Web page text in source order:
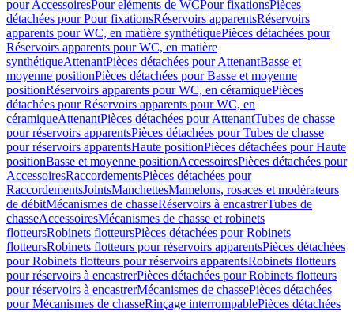
pour AccessoiresPour eléments de WCPour fixationsPièces
détachées pour Pour fixationsRéservoirs apparentsRéservoirs
apparents pour WC, en matière synthétiquePièces détachées pour
Réservoirs apparents pour WC, en matière
synthétiqueAttenantPièces détachées pour AttenantBasse et
moyenne positionPièces détachées pour Basse et moyenne
positionRéservoirs apparents pour WC, en céramiquePièces
détachées pour Réservoirs apparents pour WC, en
céramiqueAttenantPièces détachées pour AttenantTubes de chasse
pour réservoirs apparentsPièces détachées pour Tubes de chasse
pour réservoirs apparentsHaute positionPièces détachées pour Haute
positionBasse et moyenne positionAccessoiresPièces détachées pour
AccessoiresRaccordementsPièces détachées pour
RaccordementsJointsManchettesMamelons, rosaces et modérateurs
de débitMécanismes de chasseRéservoirs à encastrerTubes de
chasseAccessoiresMécanismes de chasse et robinets
flotteursRobinets flotteursPièces détachées pour Robinets
flotteursRobinets flotteurs pour réservoirs apparentsPièces détachées
pour Robinets flotteurs pour réservoirs apparentsRobinets flotteurs
pour réservoirs à encastrerPièces détachées pour Robinets flotteurs
pour réservoirs à encastrerMécanismes de chassePièces détachées
pour Mécanismes de chasseRinçage interrompablePièces détachées